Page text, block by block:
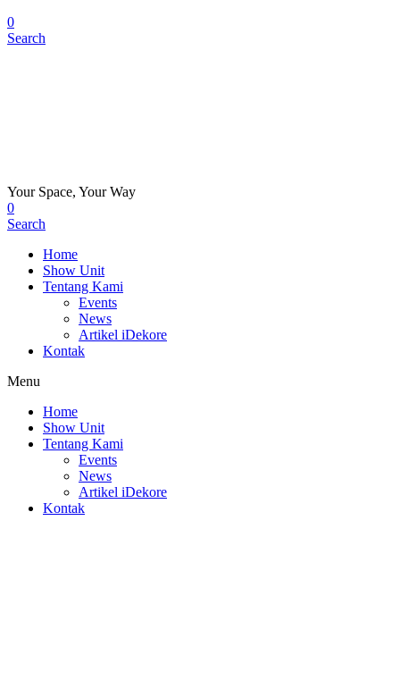
0
Search
Your Space, Your Way
0
Search
Home
Show Unit
Tentang Kami
Events
News
Artikel iDekore
Kontak
Menu
Home
Show Unit
Tentang Kami
Events
News
Artikel iDekore
Kontak